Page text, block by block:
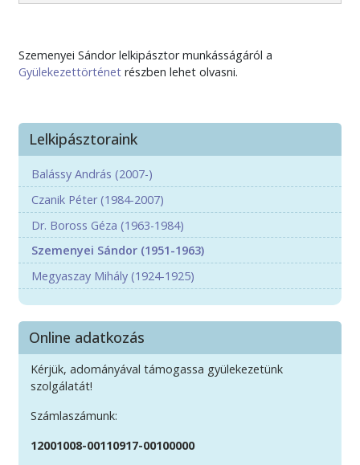
Szemenyei Sándor lelkipásztor munkásságáról a
Gyülekezettörténet részben lehet olvasni.
Lelkipásztoraink
Balássy András (2007-)
Czanik Péter (1984-2007)
Dr. Boross Géza (1963-1984)
Szemenyei Sándor (1951-1963)
Megyaszay Mihály (1924-1925)
Online adatkozás
Kérjük, adományával támogassa gyülekezetünk
szolgálatát!
Számlaszámunk:
12001008-00110917-00100000